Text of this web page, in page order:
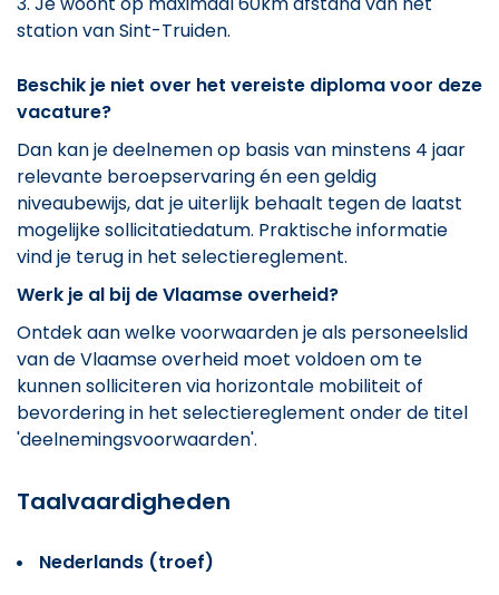
station van Sint-Truiden.
Beschik je niet over het vereiste diploma voor deze
vacature?
Dan kan je deelnemen op basis van minstens 4 jaar
relevante beroepservaring én een geldig
niveaubewijs, dat je uiterlijk behaalt tegen de laatst
mogelijke sollicitatiedatum. Praktische informatie
vind je terug in het selectiereglement.
Werk je al bij de Vlaamse overheid?
Ontdek aan welke voorwaarden je als personeelslid
van de Vlaamse overheid moet voldoen om te
kunnen solliciteren via horizontale mobiliteit of
bevordering in het selectiereglement onder de titel
'deelnemingsvoorwaarden'.
Taalvaardigheden
Nederlands (troef)